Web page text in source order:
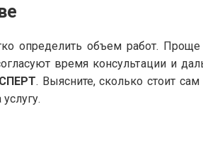
определить объем работ.
время консультации и
. Выясните, сколько стоит